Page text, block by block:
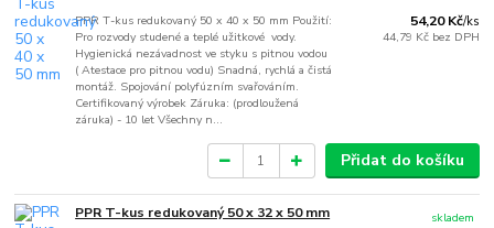
PPR T-kus redukovaný 50 x 40 x 50 mm Použití:
Pro rozvody studené a teplé užitkové vody.
Hygienická nezávadnost ve styku s pitnou vodou
( Atestace pro pitnou vodu) Snadná, rychlá a čistá
montáž. Spojování polyfúzním svařováním.
Certifikovaný výrobek Záruka: (prodloužená
záruka) - 10 let Všechny n...
54,20 Kč/ks
44,79 Kč bez DPH
Přidat do košíku
PPR T-kus redukovaný 50 x 32 x 50 mm skladem